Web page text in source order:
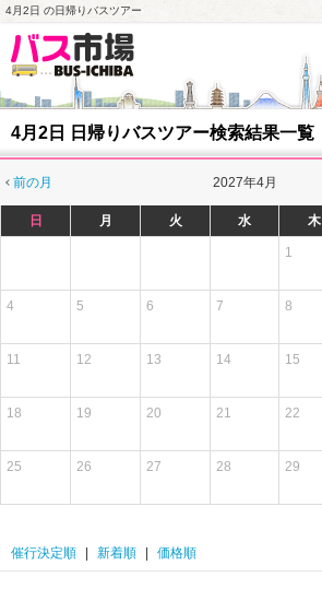
4月2日 の日帰りバスツアー
4月2日 日帰りバスツアー検索結果一覧
前の月 2027年4月
日 月 火 水 木
1
4 5 6 7 8
11 12 13 14 15
18 19 20 21 22
25 26 27 28 29
催行決定順
新着順 価格順